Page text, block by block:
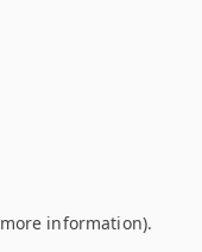
information).